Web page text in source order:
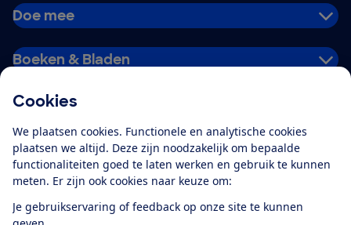
Cookies
We plaatsen cookies. Functionele en analytische cookies
plaatsen we altijd. Deze zijn noodzakelijk om bepaalde
functionaliteiten goed te laten werken en gebruik te kunnen
meten. Er zijn ook cookies naar keuze om:
Je gebruikservaring of feedback op onze site te kunnen
Doe mee
Boeken & Bladen
Alles over de
app